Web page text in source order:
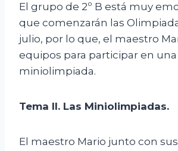
El grupo de 2º B está muy
que comenzarán las
julio, por lo que, el maestro
equipos para participar en una
miniolimpiada.
Tema II. Las Miniolimpiadas.
El maestro Mario junto con